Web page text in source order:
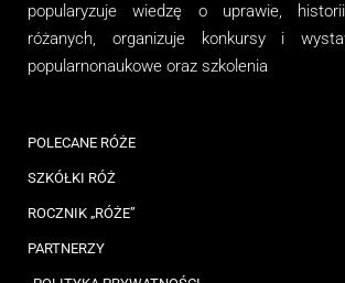
popularyzuje wiedzę o uprawie,
różanych, organizujekonkursy i
popularnonaukowe oraz szkolenia
POLECANE RÓŻE
SZKÓŁKI RÓŻ
ROCZNIK „RÓŻE”
PARTNERZY